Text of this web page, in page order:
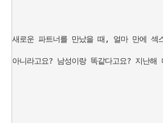
새로운 파트너를 만났을 때, 얼마 만에 섹
아니라고요? 남성이랑 똑같다고요? 지난